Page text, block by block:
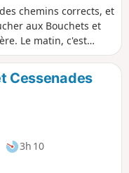
chemins corrects, et
aux Bouchets et
Le matin, c'est
la balade avec
(fermé le
Cessenades
3h 10